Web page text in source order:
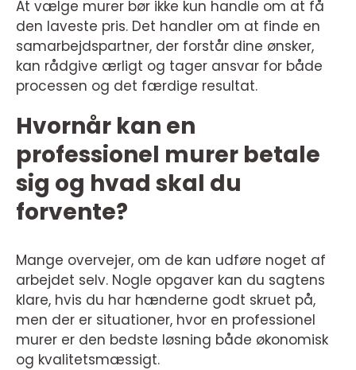
At vælge murer bør ikke kun handle om at få
den laveste pris. Det handler om at finde en
samarbejdspartner, der forstår dine ønsker,
kan rådgive ærligt og tager ansvar for både
processen og det færdige resultat.
Hvornår kan en
professionel murer betale
sig og hvad skal du
forvente?
Mange overvejer, om de kan udføre noget af
arbejdet selv. Nogle opgaver kan du sagtens
klare, hvis du har hænderne godt skruet på,
men der er situationer, hvor en professionel
murer er den bedste løsning både økonomisk
og kvalitetsmæssigt.